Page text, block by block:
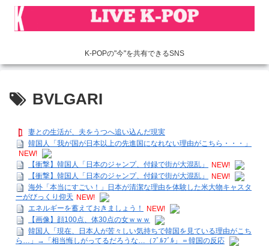
K-POPの"今"を共有できるSNS
BVLGARI
妻との生活が、夫をうつへ追い込んだ現実
韓国人「我が国が日本以上の先進国になれない理由がこちら・・・」
NEW!
【衝撃】韓国人「日本のジャンプ、付録で街が大混乱」
NEW!
【衝撃】韓国人「日本のジャンプ、付録で街が大混乱」
NEW!
海外「本当にすごい！」日本が清潔な理由を体験した米大物キャスタ
ーがびっくり仰天 NEW!
エネルギーを蓄えておきましょう！
NEW!
【画像】顔100点、体30点の女ｗｗｗ
韓国人「現在、日本人が苦々しい気持ちで韓国を見ている理由がこち
ら…」→「相当悔しがってるだろうな…（ﾌﾞﾙﾌﾞﾙ」＝韓国の反応